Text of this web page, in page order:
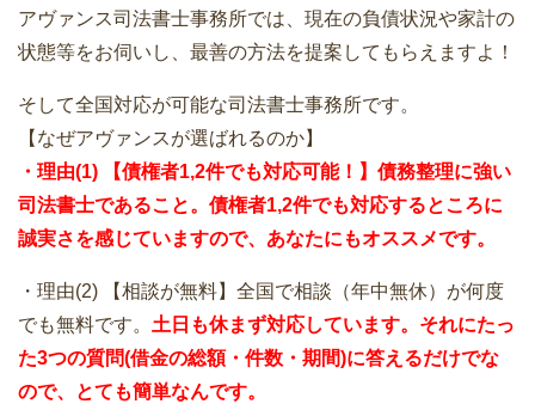
アヴァンス司法書士事務所では、現在の負債状況や家計の
状態等をお伺いし、最善の方法を提案してもらえますよ！
そして全国対応が可能な司法書士事務所です。
【なぜアヴァンスが選ばれるのか】
・理由(1) 【債権者1,2件でも対応可能！】債務整理に強い
司法書士であること。債権者1,2件でも対応するところに
誠実さを感じていますので、あなたにもオススメです。
・理由(2) 【相談が無料】全国で相談（年中無休）が何度
でも無料です。 土日も休まず対応しています。それにたっ
た3つの質問(借金の総額・件数・期間)に答えるだけでな
ので、とても簡単なんです。